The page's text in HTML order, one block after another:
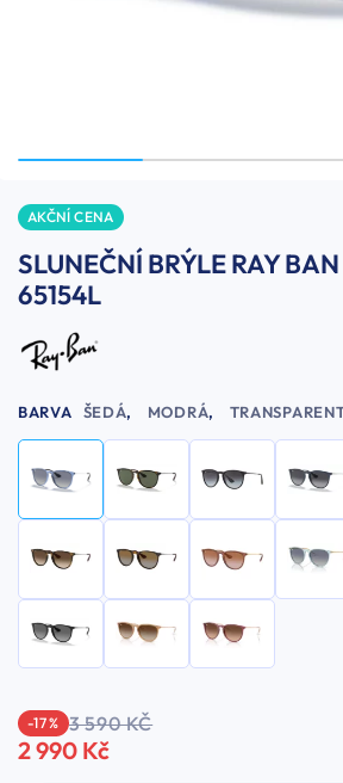
AKČNÍ CENA
SLUNEČNÍ BRÝLE RAY BAN
65154L
BARVA ŠEDÁ, MODRÁ,
-17 % 3 590 KČ
2 990 Kč